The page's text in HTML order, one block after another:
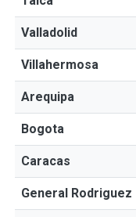
Valladolid
Villahermosa
Arequipa
Bogota
Caracas
General Rodriguez